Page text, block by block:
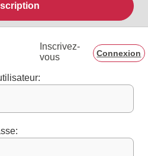
Inscrivez-
vous
Connexion